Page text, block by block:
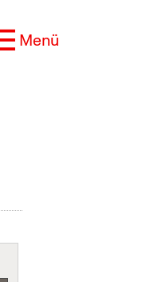
Menü